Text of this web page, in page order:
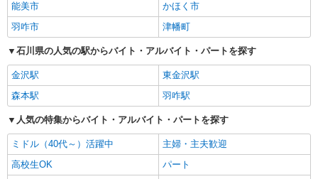
能美市
かほく市
羽咋市
津幡町
石川県の人気の駅からバイト・アルバイト・パートを探す
金沢駅
東金沢駅
森本駅
羽咋駅
人気の特集からバイト・アルバイト・パートを探す
ミドル（40代～）活躍中
主婦・主夫歓迎
高校生OK
パート